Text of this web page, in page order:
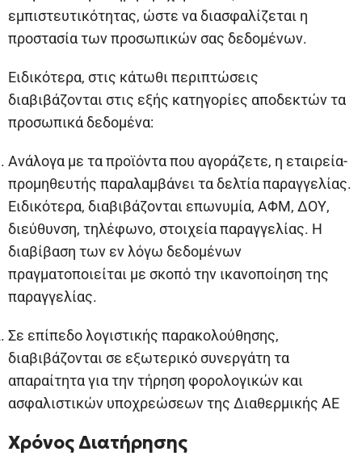
εμπιστευτικότητας, ώστε να διασφαλίζεται η
προστασία των προσωπικών σας δεδομένων.
Ειδικότερα, στις κάτωθι περιπτώσεις
διαβιβάζονται στις εξής κατηγορίες αποδεκτών τα
προσωπικά δεδομένα:
Ανάλογα με τα προϊόντα που αγοράζετε, η εταιρεία-
προμηθευτής παραλαμβάνει τα δελτία παραγγελίας.
Ειδικότερα, διαβιβάζονται επωνυμία, ΑΦΜ, ΔΟΥ,
διεύθυνση, τηλέφωνο, στοιχεία παραγγελίας. Η
διαβίβαση των εν λόγω δεδομένων
πραγματοποιείται με σκοπό την ικανοποίηση της
παραγγελίας.
Σε επίπεδο λογιστικής παρακολούθησης,
διαβιβάζονται σε εξωτερικό συνεργάτη τα
απαραίτητα για την τήρηση φορολογικών και
ασφαλιστικών υποχρεώσεων της Διαθερμικής ΑΕ
Χρόνος Διατήρησης